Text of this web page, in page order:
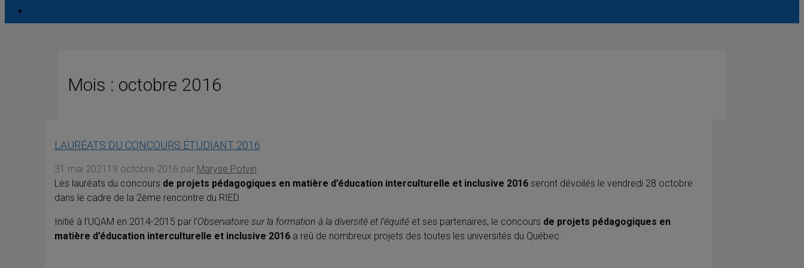
Mois : octobre 2016
LAURÉATS DU CONCOURS ÉTUDIANT 2016
31 mai 2021 19 octobre 2016 par Maryse Potvin
Les lauréats du concours de projets pédagogiques en matière d’éducation interculturelle et inclusive 2016 seront dévoilés le vendredi 28 octobre
dans le cadre de la 2ème rencontre du RIED.
Initié à l’UQAM en 2014-2015 par l’Observatoire sur la formation à la diversité et l’équitéet ses partenaires, le concours de projets pédagogiques en
matière d’éducation interculturelle et inclusive 2016 a reû de nombreux projets des toutes les universités du Québec.